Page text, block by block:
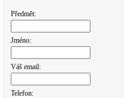
Předmět:
Jméno:
Váš email:
Telefon: